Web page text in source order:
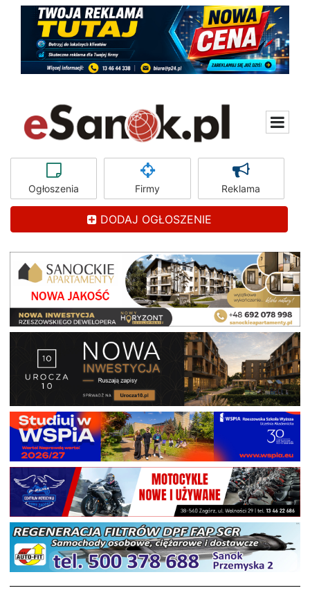
Ogłoszenia Firmy Reklama
DODAJ OGŁOSZENIE